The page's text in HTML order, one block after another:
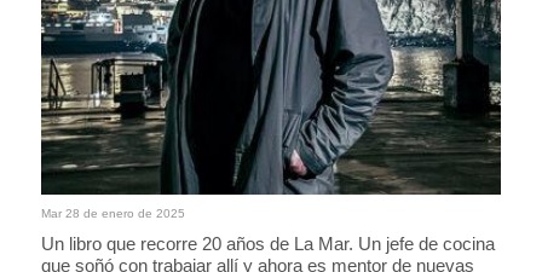
Mar 28 de enero de 2025
Un libro que recorre 20 años de La Mar. Un jefe de cocina
que soñó con trabajar allí y ahora es mentor de nuevas